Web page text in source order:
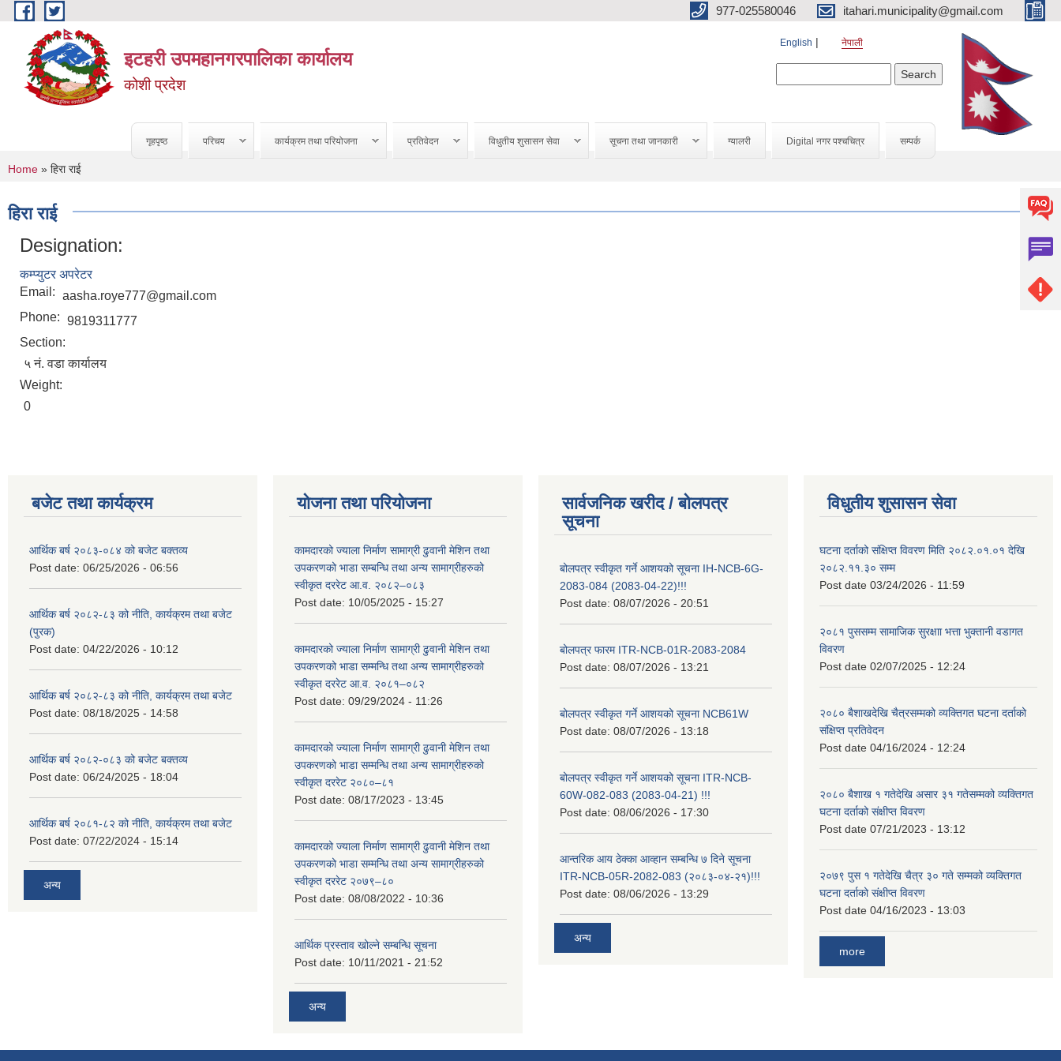
Skip to main content 977-025580046 itahari.municipality@gmail.com
इटहरी उपमहानगरपालिका कार्यालय
कोशी प्रदेश
English नेपाली
गृहपृष्ठ परिचय कार्यक्रम तथा परियोजना प्रतिवेदन विधुतीय शुसासन सेवा सूचना तथा जानकारी ग्यालरी Digital नगर पश्चचित्र सम्पर्क
You are here
Home » हिरा राई
हिरा राई
Designation:
कम्प्युटर अपरेटर
Email: aasha.roye777@gmail.com
Phone: 9819311777
Section:
५ नं. वडा कार्यालय
Weight:
0
बजेट तथा कार्यक्रम
आर्थिक बर्ष २०८३-०८४ को बजेट बक्तव्य
Post date: 06/25/2026 - 06:56
आर्थिक बर्ष २०८२-८३ को नीति, कार्यक्रम तथा बजेट
(पुरक)
Post date: 04/22/2026 - 10:12
आर्थिक बर्ष २०८२-८३ को नीति, कार्यक्रम तथा बजेट
Post date: 08/18/2025 - 14:58
आर्थिक बर्ष २०८२-०८३ को बजेट बक्तव्य
Post date: 06/24/2025 - 18:04
आर्थिक बर्ष २०८१-८२ को नीति, कार्यक्रम तथा बजेट
Post date: 07/22/2024 - 15:14
अन्य
योजना तथा परियोजना
कामदारको ज्याला निर्माण सामाग्री ढुवानी मेशिन तथा
उपकरणको भाडा सम्बन्धि तथा अन्य सामाग्रीहरुको
स्वीकृत दररेट आ.व. २०८२–०८३
Post date: 10/05/2025 - 15:27
कामदारको ज्याला निर्माण सामाग्री ढुवानी मेशिन तथा
उपकरणको भाडा सम्मन्धि तथा अन्य सामाग्रीहरुको
स्वीकृत दररेट आ.व. २०८१–०८२
Post date: 09/29/2024 - 11:26
कामदारको ज्याला निर्माण सामाग्री ढुवानी मेशिन तथा
उपकरणको भाडा सम्मन्धि तथा अन्य सामाग्रीहरुको
स्वीकृत दररेट २०८०–८१
Post date: 08/17/2023 - 13:45
कामदारको ज्याला निर्माण सामाग्री ढुवानी मेशिन तथा
उपकरणको भाडा सम्मन्धि तथा अन्य सामाग्रीहरुको
स्वीकृत दररेट २०७९–८०
Post date: 08/08/2022 - 10:36
आर्थिक प्रस्ताव खोल्ने सम्बन्धि सूचना
Post date: 10/11/2021 - 21:52
अन्य
सार्वजनिक खरीद / बोलपत्र
सूचना
बोलपत्र स्वीकृत गर्ने आशयको सूचना IH-NCB-6G-
2083-084 (2083-04-22)!!!
Post date: 08/07/2026 - 20:51
बोलपत्र फारम ITR-NCB-01R-2083-2084
Post date: 08/07/2026 - 13:21
बोलपत्र स्वीकृत गर्ने आशयको सूचना NCB61W
Post date: 08/07/2026 - 13:18
बोलपत्र स्वीकृत गर्ने आशयको सूचना ITR-NCB-
60W-082-083 (2083-04-21) !!!
Post date: 08/06/2026 - 17:30
आन्तरिक आय ठेक्का आव्हान सम्बन्धि ७ दिने सूचना
ITR-NCB-05R-2082-083 (२०८३-०४-२१)!!!
Post date: 08/06/2026 - 13:29
अन्य
विधुतीय शुसासन सेवा
घटना दर्ताको संक्षिप्त विवरण मिति २०८२.०१.०१ देखि
२०८२.११.३० सम्म
Post date 03/24/2026 - 11:59
२०८१ पुससम्म सामाजिक सुरक्षाा भत्ता भुक्तानी वडागत
विवरण
Post date 02/07/2025 - 12:24
२०८० बैशाखदेखि चैत्रसम्मको व्यक्तिगत घटना दर्ताको
संक्षिप्त प्रतिवेदन
Post date 04/16/2024 - 12:24
२०८० बैशाख १ गतेदेखि असार ३१ गतेसम्मको व्यक्तिगत
घटना दर्ताको संक्षीप्त विवरण
Post date 07/21/2023 - 13:12
२०७९ पुस १ गतेदेखि चैत्र ३० गते सम्मको व्यक्तिगत
घटना दर्ताको संक्षीप्त विवरण
Post date 04/16/2023 - 13:03
more